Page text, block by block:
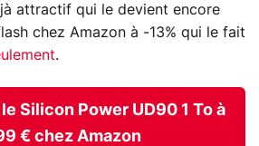
attractif qui le devient encore
chez Amazon à -13% qui le fait
.
Silicon Power UD90 1 To à
€ chez Amazon